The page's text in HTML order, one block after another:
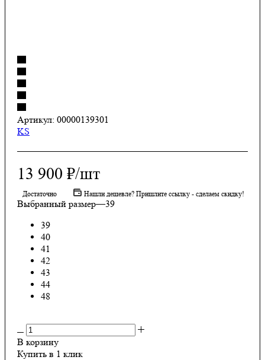
Артикул: 00000139301
KS
13 900 ₽/шт
Достаточно Нашли дешевле? Пришлите ссылку - сделаем скидку!
Выбранный размер—39
39
40
41
42
43
44
48
В корзину
Купить в 1 клик